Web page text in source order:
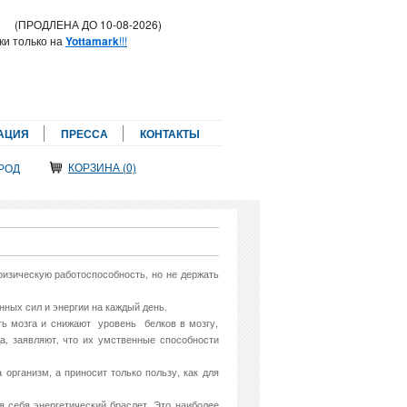
(ПРОДЛЕНА ДО 10-08-2026)
только на Yottamark!!!
ПРЕССА КОНТАКТЫ
КОРЗИНА (0)
работоспособность, но не держать
сил и энергии на каждый день.
мозга и снижают уровень белков в мозгу,
заявляют, что их умственные способности
а приносит только пользу, как для